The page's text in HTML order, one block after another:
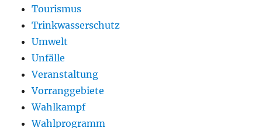
Tourismus
Trinkwasserschutz
Umwelt
Unfälle
Veranstaltung
Vorranggebiete
Wahlkampf
Wahlprogramm